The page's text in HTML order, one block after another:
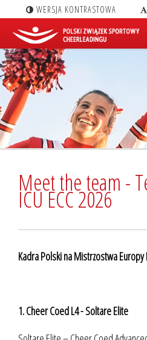
WERSJA KONTRASTOWA
Meet the team -
ICU ECC 2026
Kadra Polski na Mistrzostwa Europy
1. Cheer Coed L4 - Soltare Elite